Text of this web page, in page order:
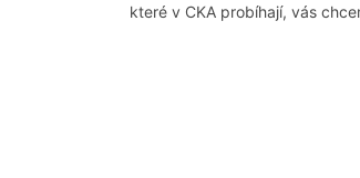
které v CKA probíhají, vás